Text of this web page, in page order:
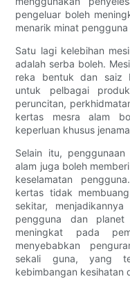
pengeluar boleh
menarik minat
Satu lagi kelebihan
adalah serba boleh.
reka bentuk dan saiz
untuk pelbagai
peruncitan,
kertas mesra alam
keperluan khusus
Selain itu,
alam juga boleh
keselamatan
kertas tidak
sekitar,
pengguna dan
meningkat pada
menyebabkan
sekali guna, yang
kebimbangan kesihatan